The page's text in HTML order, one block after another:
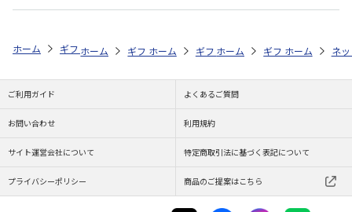
ホーム ギフトストア お中元・夏ギフト特集 2026 お菓子・スイーツ
ホーム ギフトストア お中元・夏ギフト特集 2026
ホーム ギフトストア お中元・夏ギフト
ホーム ギフトストア お
ホーム ネ
ご利用ガイド よくあるご質問
お問い合わせ 利用規約
サイト運営会社について 特定商取引法に基づく表記について
プライバシーポリシー 商品のご提案はこちら